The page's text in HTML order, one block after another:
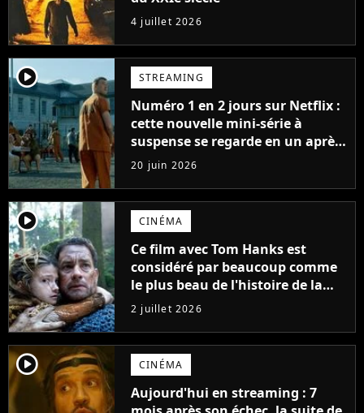
4 juillet 2026
player2 STREAMING
Numéro 1 en 2 jours sur Netflix :
cette nouvelle mini-série à
suspense se regarde en un après-
midi
20 juin 2026
player2 CINÉMA
Ce film avec Tom Hanks est
considéré par beaucoup comme
le plus beau de l'histoire de la
science-fiction
2 juillet 2026
player2 CINÉMA
Aujourd'hui en streaming : 7